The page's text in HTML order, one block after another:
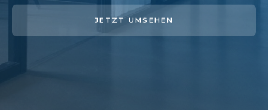
JETZT UMSEHEN